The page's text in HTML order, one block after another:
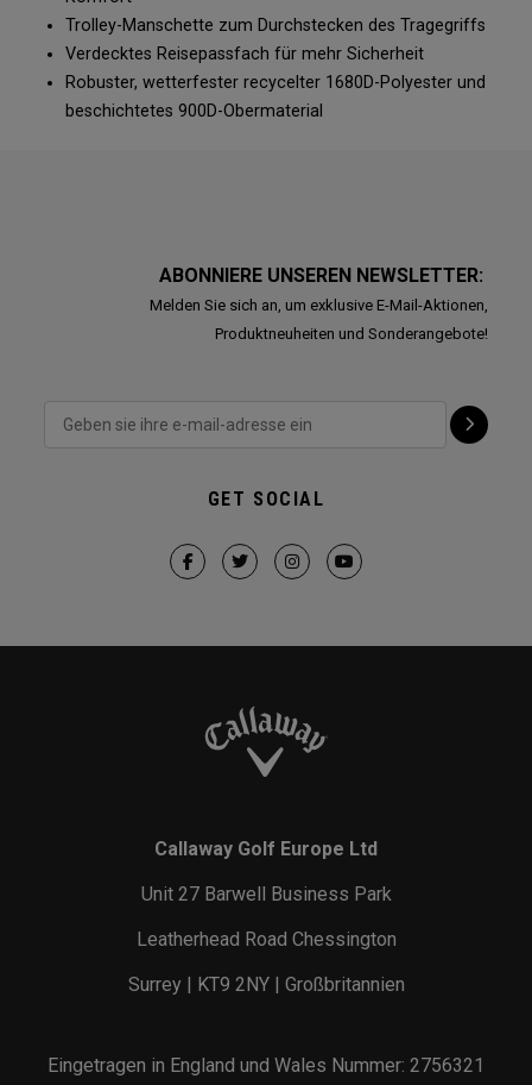
Trolley-Manschette zum Durchstecken des Tragegriffs
Verdecktes Reisepassfach für mehr Sicherheit
Robuster, wetterfester recycelter 1680D-Polyester und
beschichtetes 900D-Obermaterial
ABONNIERE UNSEREN NEWSLETTER:
Melden Sie sich an, um exklusive E-Mail-Aktionen,
Produktneuheiten und Sonderangebote!
GET SOCIAL
Callaway Golf Europe Ltd
Unit 27 Barwell Business Park
Leatherhead Road Chessington
Surrey | KT9 2NY | Großbritannien
Eingetragen in England und Wales Nummer: 2756321